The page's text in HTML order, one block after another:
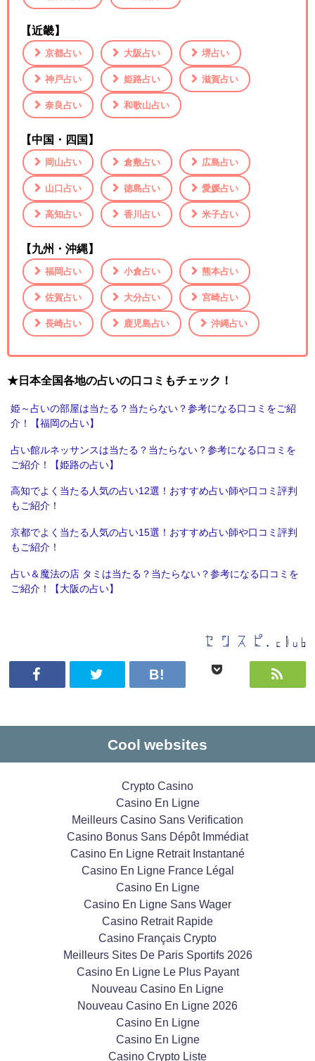
【近畿】
京都占い 大阪占い 堺占い
神戸占い 姫路占い 滋賀占い
奈良占い 和歌山占い
【中国・四国】
岡山占い 倉敷占い 広島占い
山口占い 徳島占い 愛媛占い
高知占い 香川占い 米子占い
【九州・沖縄】
福岡占い 小倉占い 熊本占い
佐賀占い 大分占い 宮崎占い
長崎占い 鹿児島占い 沖縄占い
★日本全国各地の占いの口コミもチェック！
姫～占いの部屋は当たる？当たらない？参考になる口コミをご紹
介！【福岡の占い】
占い館ルネッサンスは当たる？当たらない？参考になる口コミを
ご紹介！【姫路の占い】
高知でよく当たる人気の占い12選！おすすめ占い師や口コミ評判
もご紹介！
京都でよく当たる人気の占い15選！おすすめ占い師や口コミ評判
もご紹介！
占い＆魔法の店 タミは当たる？当たらない？参考になる口コミを
ご紹介！【大阪の占い】
Cool websites
Crypto Casino
Casino En Ligne
Meilleurs Casino Sans Verification
Casino Bonus Sans Dépôt Immédiat
Casino En Ligne Retrait Instantané
Casino En Ligne France Légal
Casino En Ligne
Casino En Ligne Sans Wager
Casino Retrait Rapide
Casino Français Crypto
Meilleurs Sites De Paris Sportifs 2026
Casino En Ligne Le Plus Payant
Nouveau Casino En Ligne
Nouveau Casino En Ligne 2026
Casino En Ligne
Casino En Ligne
Casino Crypto Liste